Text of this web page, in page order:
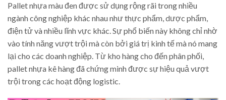
Pallet nhựa màu đen được sử dụng rộng rãi trong nhiều
ngành công nghiệp khác nhau như thực phẩm, dược phẩm,
điện tử và nhiều lĩnh vực khác. Sự phổ biến này không chỉ nhờ
vào tính năng vượt trội mà còn bởi giá trị kinh tế mà nó mang
lại cho các doanh nghiệp. Từ kho hàng cho đến phân phối,
pallet nhựa kê hàng đã chứng minh được sự hiệu quả vượt
trội trong các hoạt động logistic.